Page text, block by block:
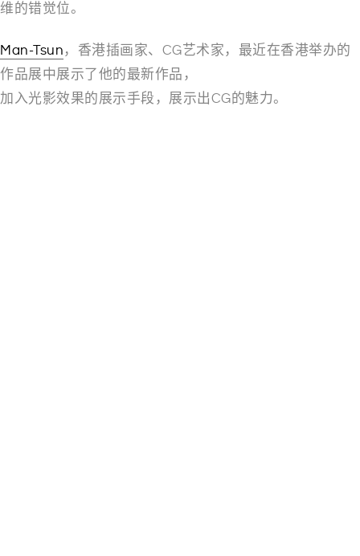
维的错觉位。
Man-Tsun ，香港插画家、CG艺术家，最近在香港举办的
作品展中展示了他的最新作品，
加入光影效果的展示手段，展示出CG的魅力。